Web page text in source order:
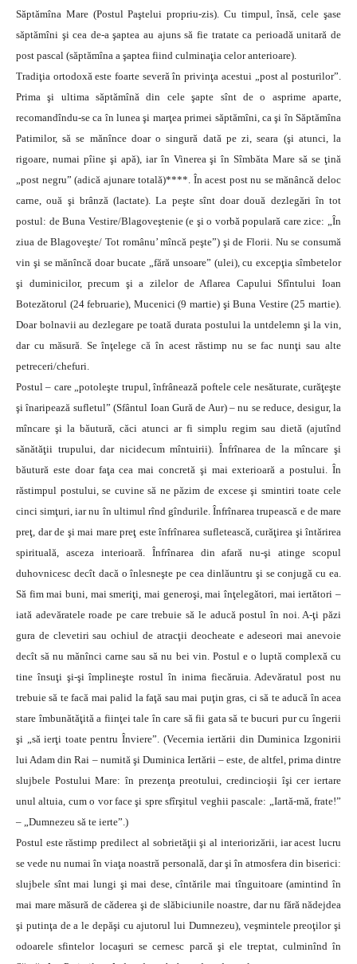
Săptămîna Mare (Postul Paştelui propriu-zis). Cu timpul, însă, cele şase
săptămîni şi cea de-a şaptea au ajuns să fie tratate ca perioadă unitară de
post pascal (săptămîna a şaptea fiind culminaţia celor anterioare).
Tradiţia ortodoxă este foarte severă în privinţa acestui „post al posturilor”.
Prima şi ultima săptămînă din cele şapte sînt de o asprime aparte,
recomandîndu-se ca în lunea şi marţea primei săptămîni, ca şi în Săptămîna
Patimilor, să se mănînce doar o singură dată pe zi, seara (şi atunci, la
rigoare, numai pîine şi apă), iar în Vinerea şi în Sîmbăta Mare să se ţină
„post negru” (adică ajunare totală)****. În acest post nu se mănâncă deloc
carne, ouă şi brânză (lactate). La peşte sînt doar două dezlegări în tot
postul: de Buna Vestire/Blagoveştenie (e şi o vorbă populară care zice: „În
ziua de Blagoveşte/ Tot românu’ mîncă peşte”) şi de Florii. Nu se consumă
vin şi se mănîncă doar bucate „fără unsoare” (ulei), cu excepţia sîmbetelor
şi duminicilor, precum şi a zilelor de Aflarea Capului Sfîntului Ioan
Botezătorul (24 februarie), Mucenici (9 martie) şi Buna Vestire (25 martie).
Doar bolnavii au dezlegare pe toată durata postului la untdelemn şi la vin,
dar cu măsură. Se înţelege că în acest răstimp nu se fac nunţi sau alte
petreceri/chefuri.
Postul – care „potoleşte trupul, înfrânează poftele cele nesăturate, curăţeşte
şi înaripează sufletul” (Sfântul Ioan Gură de Aur) – nu se reduce, desigur, la
mîncare şi la băutură, căci atunci ar fi simplu regim sau dietă (ajutînd
sănătăţii trupului, dar nicidecum mîntuirii). Înfrînarea de la mîncare şi
băutură este doar faţa cea mai concretă şi mai exterioară a postului. În
răstimpul postului, se cuvine să ne păzim de excese şi smintiri toate cele
cinci simţuri, iar nu în ultimul rînd gîndurile. Înfrînarea trupească e de mare
preţ, dar de şi mai mare preţ este înfrînarea sufletească, curăţirea şi întărirea
spirituală, asceza interioară. Înfrînarea din afară nu-şi atinge scopul
duhovnicesc decît dacă o înlesneşte pe cea dinlăuntru şi se conjugă cu ea.
Să fim mai buni, mai smeriţi, mai generoşi, mai înţelegători, mai iertători –
iată adevăratele roade pe care trebuie să le aducă postul în noi. A-ţi păzi
gura de clevetiri sau ochiul de atracţii deocheate e adeseori mai anevoie
decît să nu mănînci carne sau să nu bei vin. Postul e o luptă complexă cu
tine însuţi şi-şi împlineşte rostul în inima fiecăruia. Adevăratul post nu
trebuie să te facă mai palid la faţă sau mai puţin gras, ci să te aducă în acea
stare îmbunătăţită a fiinţei tale în care să fii gata să te bucuri pur cu îngerii
şi „să ierţi toate pentru Înviere”. (Vecernia iertării din Duminica Izgonirii
lui Adam din Rai – numită şi Duminica Iertării – este, de altfel, prima dintre
slujbele Postului Mare: în prezenţa preotului, credincioşii îşi cer iertare
unul altuia, cum o vor face şi spre sfîrşitul veghii pascale: „Iartă-mă, frate!”
– „Dumnezeu să te ierte”.)
Postul este răstimp predilect al sobrietăţii şi al interiorizării, iar acest lucru
se vede nu numai în viaţa noastră personală, dar şi în atmosfera din biserici:
slujbele sînt mai lungi şi mai dese, cîntările mai tînguitoare (amintind în
mai mare măsură de căderea şi de slăbiciunile noastre, dar nu fără nădejdea
şi putinţa de a le depăşi cu ajutorul lui Dumnezeu), veşmintele preoţilor şi
odoarele sfintelor locaşuri se cernesc parcă şi ele treptat, culminînd în